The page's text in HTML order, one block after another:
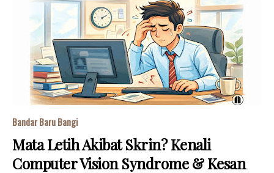
Bandar Baru Bangi
Mata Letih Akibat Skrin? Kenali
Computer Vision Syndrome & Kesan